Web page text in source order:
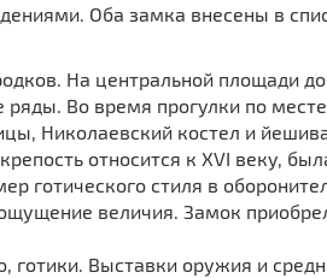
Оба замка внесены в
На центральной площади
Во время прогулки по
Николаевский костел и
относится к XVI веку,
готического стиля в
величия. Замок
готики. Выставки оружия и